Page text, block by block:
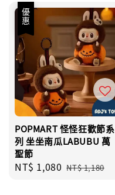
優惠
POPMART 怪怪狂歡節系
列 坐坐南瓜LABUBU 萬
聖節
Sale
NT$ 1,080 Regular
NT$ 1,180